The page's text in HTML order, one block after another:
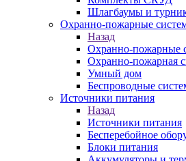
Шлагбаумы и
Охранно-пожарные
Назад
Охранно-пожарные
Охранно-пожарная
Умный дом
Беспроводные
Источники питания
Назад
Источники питания
Бесперебойное
Блоки питания